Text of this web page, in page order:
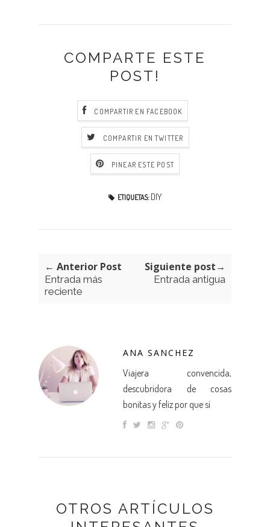
COMPARTE ESTE
POST!
COMPARTIR EN FACEBOOK
COMPARTIR EN TWITTER
PINEAR ESTE POST
ETIQUETAS: DIY
← Anterior Post
Entrada más
reciente
Siguiente post→
Entrada antigua
ANA SANCHEZ
Viajera convencida,
descubridora de cosas
bonitas y feliz por que sí
OTROS ARTÍCULOS